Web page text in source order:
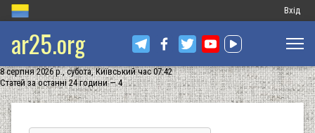
Меню
запису
Вхід
ar25.org
8 серпня 2026 р., субота, Київський час 07:42
Статей за останні 24 години — 4